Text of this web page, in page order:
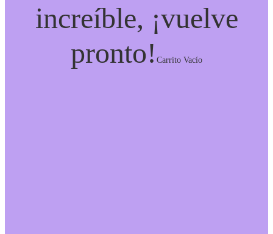
increíble, ¡vuelve
pronto!